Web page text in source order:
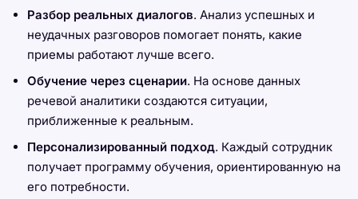
Разбор реальных диалогов. Анализ успешных и
неудачных разговоров помогает понять, какие
приемы работают лучше всего.
Обучение через сценарии. На основе данных
речевой аналитики создаются ситуации,
приближенные к реальным.
Персонализированный подход. Каждый сотрудник
получает программу обучения, ориентированную на
его потребности.